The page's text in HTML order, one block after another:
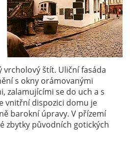
štít. Uliční fasáda
s okny orámovanými
zalamujícími se do uch a s
vnitřní dispozici domu je
barokní úpravy. V přízemí
zbytky původních gotických